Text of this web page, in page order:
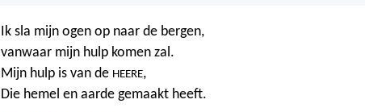
Ik sla mijn ogen op naar de bergen,
vanwaar mijn hulp komen zal.
Mijn hulp is van de HEERE,
Die hemel en aarde gemaakt heeft.